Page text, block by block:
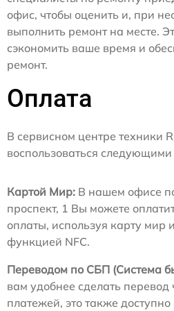
офис, чтобы оценить и, при
выполнить ремонт на месте.
сэкономить ваше время и
ремонт.
Оплата
В сервисном центре техники
воспользоваться
Картой Мир: В нашем офисе
проспект, 1 Вы можете
оплаты, используя карту мир
функцией NFC.
Переводом по СБП (Система
вам удобнее сделать перевод
платежей, это также